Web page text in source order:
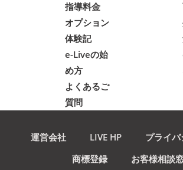
指導料金
オプション
体験記
e-Liveの始
め方
よくあるご
質問
運営会社 LIVE HP
プライ
商標登録
お客様相談